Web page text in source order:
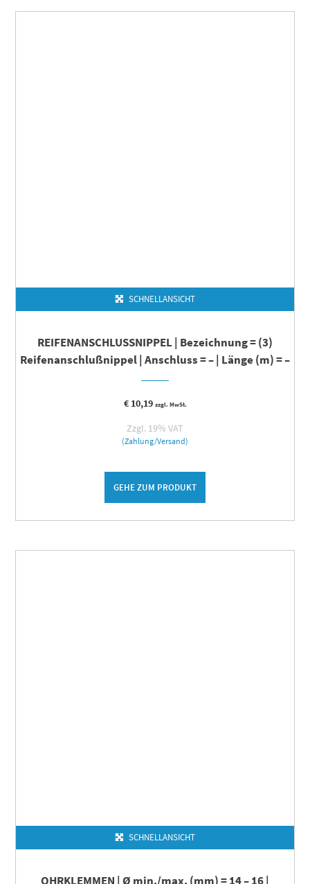
SCHNELLANSICHT
REIFENANSCHLUSSNIPPEL | Bezeichnung = (3)
Reifenanschlußnippel | Anschluss = – | Länge (m) = –
€10,19 zzgl. MwSt.
Zzgl. 19% VAT
(Zahlung/Versand)
GEHE ZUM PRODUKT
SCHNELLANSICHT
OHRKLEMMEN | Ø min./max. (mm) = 14 – 16 |